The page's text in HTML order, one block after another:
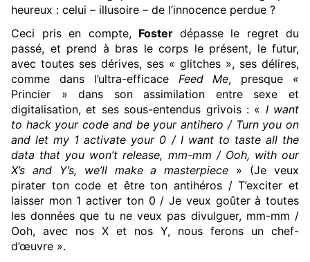
heureux : celui – illusoire – de l’innocence perdue ?
Ceci pris en compte, Foster dépasse le regret du
passé, et prend à bras le corps le présent, le futur,
avec toutes ses dérives, ses « glitches », ses délires,
comme dans l’ultra-efficace
Feed Me, presque «
Princier » dans son assimilation entre sexe et
digitalisation, et ses sous-entendus grivois : « I want
to hack your code and be your antihero / Turn you on
and let my 1 activate your 0 / I want to taste all the
data that you won’t release, mm-mm / Ooh, with our
X’s and Y’s, we’ll make a masterpiece » (Je veux
pirater ton code et être ton antihéros / T’exciter et
laisser mon 1 activer ton 0 / Je veux goûter à toutes
les données que tu ne veux pas divulguer, mm-mm /
Ooh, avec nos X et nos Y, nous ferons un chef-
d’œuvre ».